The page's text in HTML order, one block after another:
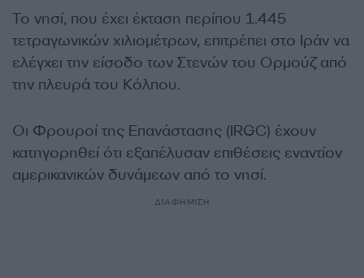
Το νησί, που έχει έκταση περίπου 1.445
τετραγωνικών χιλιομέτρων, επιτρέπει στο Ιράν να
ελέγχει την είσοδο των Στενών του Ορμούζ από
την πλευρά του Κόλπου.
Οι Φρουροί της Επανάστασης (IRGC) έχουν
κατηγορηθεί ότι εξαπέλυσαν επιθέσεις εναντίον
αμερικανικών δυνάμεων από το νησί.
ΔΙΑΦΗΜΙΣΗ